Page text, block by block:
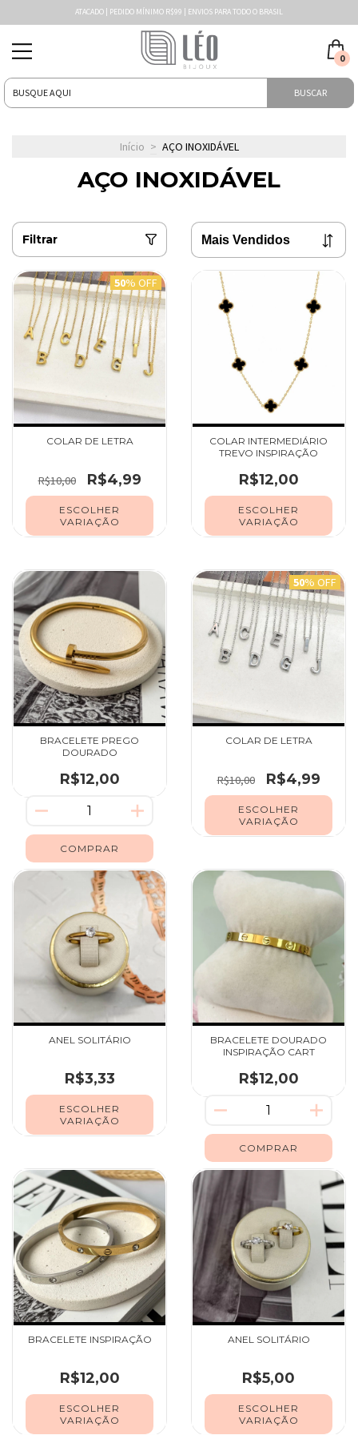
ATACADO | PEDIDO MÍNIMO R$99 | ENVIOS PARA TODO O BRASIL
BUSCAR
0
Início > AÇO INOXIDÁVEL
AÇO INOXIDÁVEL
Filtrar
50% OFF
COLAR DE LETRA
R$10,00 R$4,99
ESCOLHER
VARIAÇÃO
COLAR INTERMEDIÁRIO
TREVO INSPIRAÇÃO
R$12,00
ESCOLHER
VARIAÇÃO
BRACELETE PREGO
DOURADO
R$12,00
50% OFF
COLAR DE LETRA
R$10,00 R$4,99
ESCOLHER
VARIAÇÃO
ANEL SOLITÁRIO
R$3,33
ESCOLHER
VARIAÇÃO
BRACELETE DOURADO
INSPIRAÇÃO CART
R$12,00
BRACELETE INSPIRAÇÃO
R$12,00
ESCOLHER
VARIAÇÃO
ANEL SOLITÁRIO
R$5,00
ESCOLHER
VARIAÇÃO